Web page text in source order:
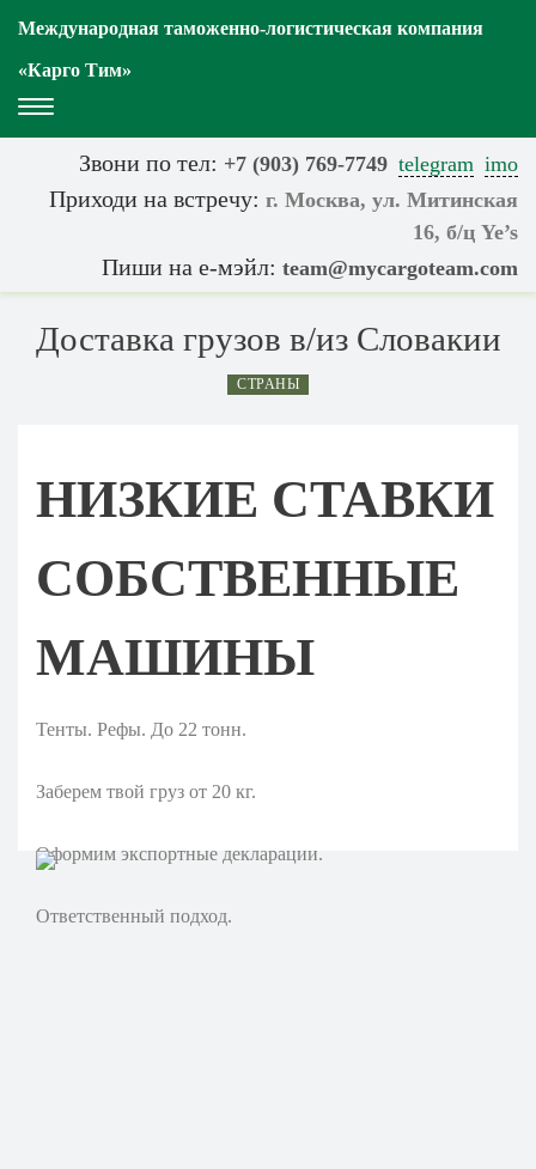
Международная таможенно-логистическая компания
«Карго Тим»
Toggle
Navigation
Звони по тел: +7 (903) 769-7749 telegram imo
Приходи на встречу: г. Москва, ул. Митинская
16, б/ц Ye’s
Пиши на е-мэйл: team@mycargoteam.сom
Доставка грузов в/из Словакии
СТРАНЫ
НИЗКИЕ СТАВКИ
СОБСТВЕННЫЕ
МАШИНЫ
Тенты. Рефы. До 22 тонн.
Заберем твой груз от 20 кг.
Оформим экспортные декларации.
Ответственный подход.